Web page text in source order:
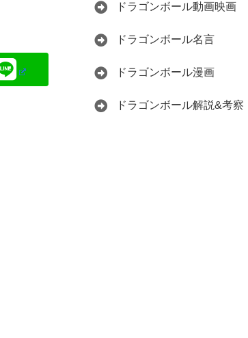
ドラゴンボール動画映画
ドラゴンボール名言
ドラゴンボール漫画
ドラゴンボール解説&考察